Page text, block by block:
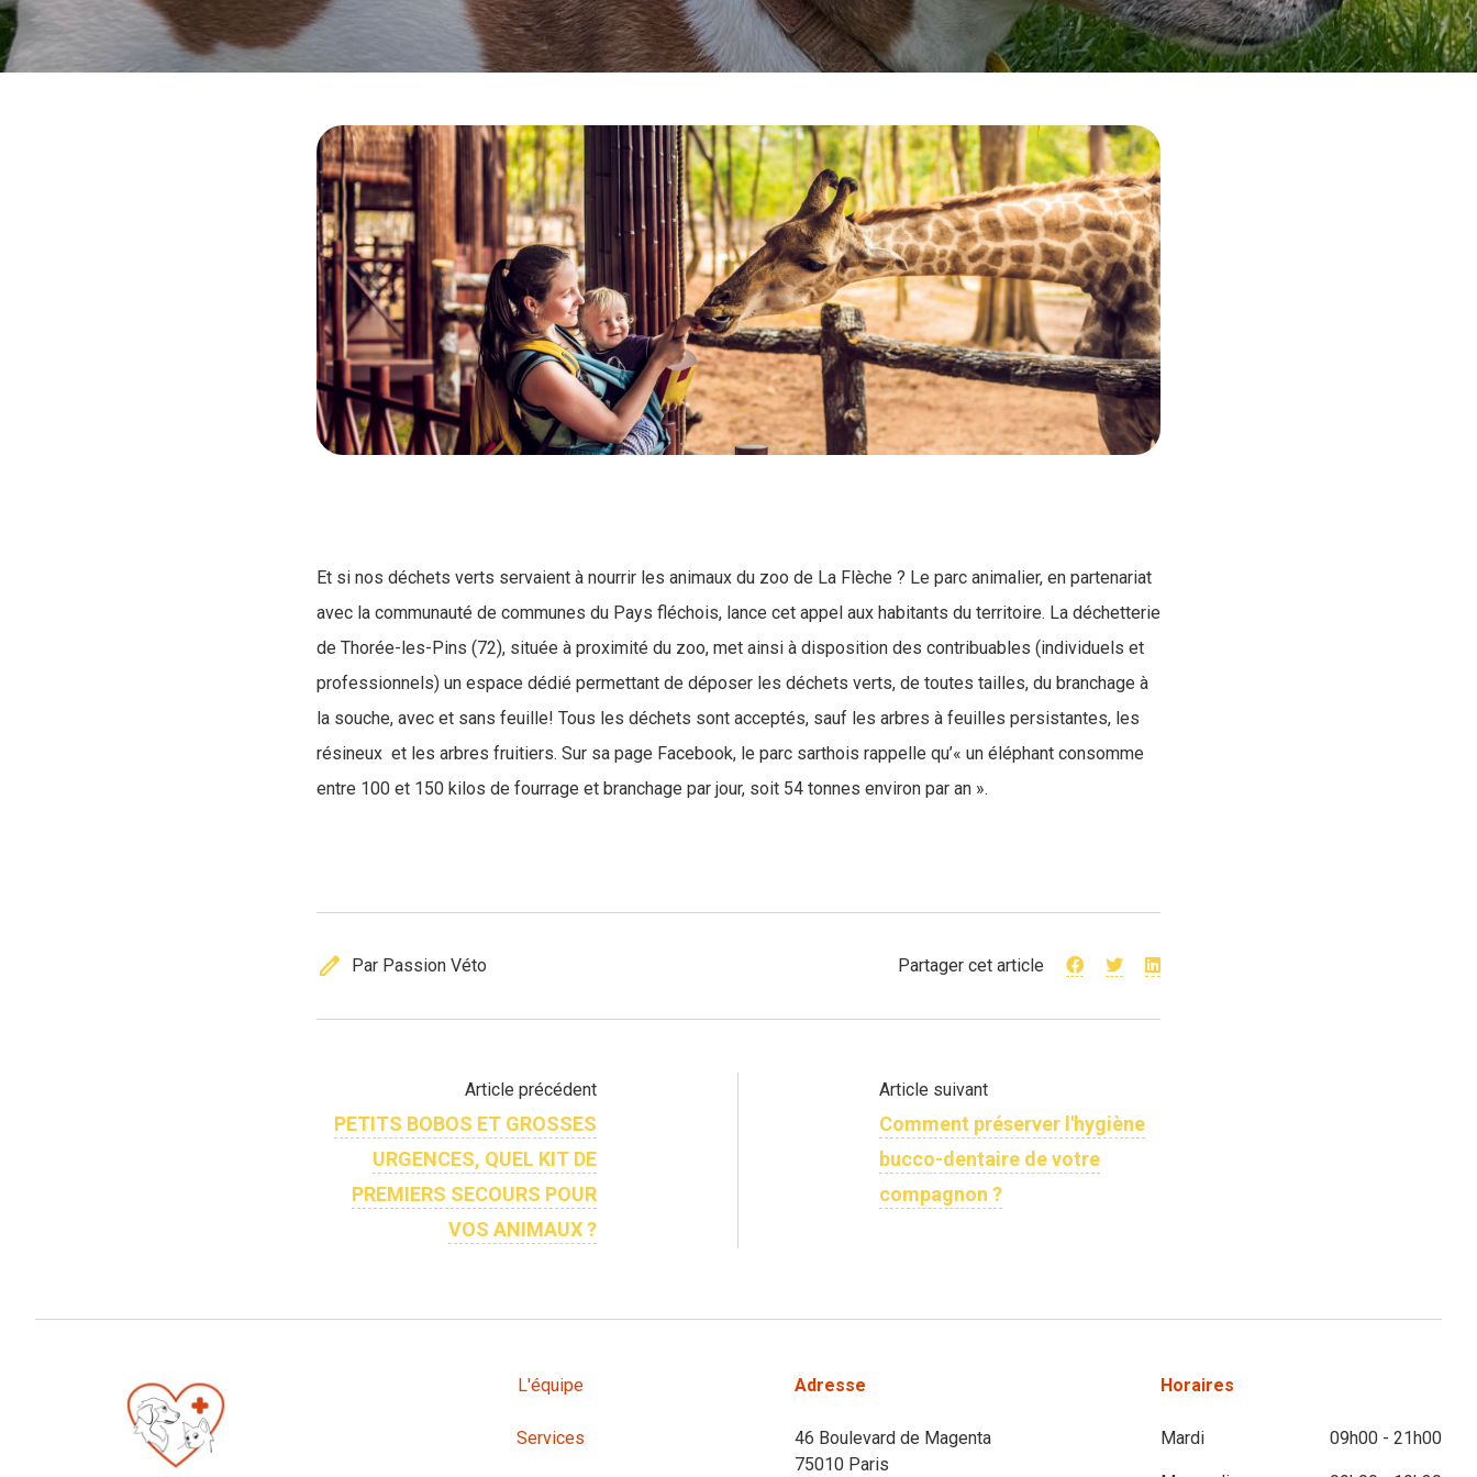
Et si nos déchets verts servaient à nourrir les animaux du zoo de La Flèche ? Le parc animalier, en partenariat
avec la communauté de communes du Pays fléchois, lance cet appel aux habitants du territoire. La déchetterie
de Thorée-les-Pins (72), située à proximité du zoo, met ainsi à disposition des contribuables (individuels et
professionnels) un espace dédié permettant de déposer les déchets verts, de toutes tailles, du branchage à
la souche, avec et sans feuille! Tous les déchets sont acceptés, sauf les arbres à feuilles persistantes, les
résineux et les arbres fruitiers. Sur sa page Facebook, le parc sarthois rappelle qu’« un éléphant consomme
entre 100 et 150 kilos de fourrage et branchage par jour, soit 54 tonnes environ par an ».
edit Par Passion Véto Partager cet article
Article précédent
PETITS BOBOS ET GROSSES
URGENCES, QUEL KIT DE
PREMIERS SECOURS POUR
VOS ANIMAUX ?
Article suivant
Comment préserver l'hygiène
bucco-dentaire de votre
compagnon ?
L'équipe
Services
Adresse
46 Boulevard de Magenta
75010 Paris
Horaires
Mardi 09h00 - 21h00